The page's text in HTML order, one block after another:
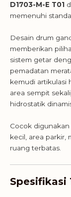
D1703-M-E T01
memenuhi
Desain drum
memberikan
sistem getar
pemadatan
kemudi artikulasi
area sempit
hidrostatik
Cocok
kecil, area parkir,
ruang terbatas.
Spesifikasi